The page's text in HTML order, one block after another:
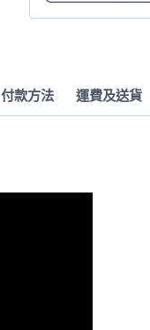
量
付款方法 運費及送貨